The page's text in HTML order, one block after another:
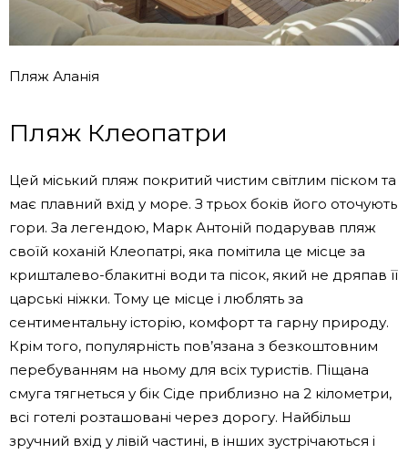
Пляж Аланія
Пляж Клеопатри
Цей міський пляж покритий чистим світлим піском та
має плавний вхід у море. З трьох боків його оточують
гори. За легендою, Марк Антоній подарував пляж
своїй коханій Клеопатрі, яка помітила це місце за
кришталево-блакитні води та пісок, який не дряпав її
царські ніжки. Тому це місце і люблять за
сентиментальну історію, комфорт та гарну природу.
Крім того, популярність пов’язана з безкоштовним
перебуванням на ньому для всіх туристів. Піщана
смуга тягнеться у бік Сіде приблизно на 2 кілометри,
всі готелі розташовані через дорогу. Найбільш
зручний вхід у лівій частині, в інших зустрічаються і